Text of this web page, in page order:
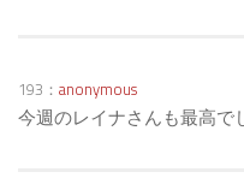
193： anonymous
今週のレイナさんも最高で